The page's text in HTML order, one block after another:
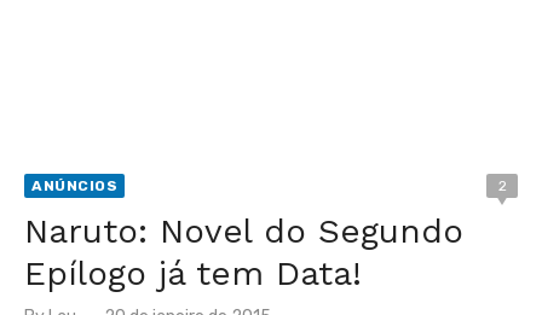
ANÚNCIOS 2
Naruto: Novel do Segundo
Epílogo já tem Data!